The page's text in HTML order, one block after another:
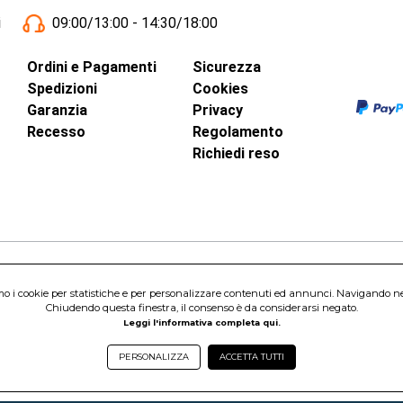
09:00/13:00 - 14:30/18:00
Ordini e Pagamenti
Spedizioni
Garanzia
Recesso
Sicurezza
Cookies
Privacy
Regolamento
Richiedi reso
40 - 00015 Monterotondo Scalo (RM)
Sociale 1.600.000,00 Euro i.v. Iscritto al Registro delle Imprese di
Scalo (RM) - Telefono:06.90095358
i cookie per statistiche e per personalizzare contenuti ed annunci. Navigando
Chiudendo questa finestra, il consenso è da considerarsi negato.
Leggi l'informativa completa qui.
PERSONALIZZA ACCETTA TUTTI